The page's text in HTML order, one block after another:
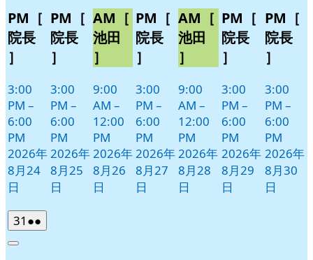
PM［
院長
］
3:00
PM –
6:00
PM
2026年
8月24
日
PM［
院長
］
3:00
PM –
6:00
PM
2026年
8月25
日
AM［
池田
］
9:00
AM –
12:00
PM
2026年
8月26
日
PM［
院長
］
3:00
PM –
6:00
PM
2026年
8月27
日
AM［
池田
］
9:00
AM –
12:00
PM
2026年
8月28
日
PM［
院長
］
3:00
PM –
6:00
PM
2026年
8月29
日
PM［
院長
］
3:00
PM –
6:00
PM
2026年
8月30
日
31 2026
年
●●
件
Close